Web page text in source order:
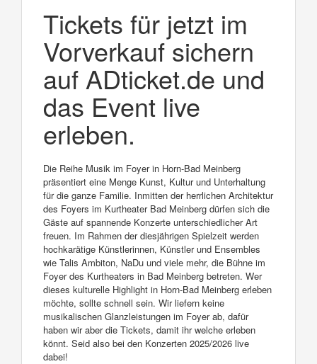
Tickets für jetzt im
Vorverkauf sichern
auf ADticket.de und
das Event live
erleben.
Die Reihe Musik im Foyer in Horn-Bad Meinberg
präsentiert eine Menge Kunst, Kultur und Unterhaltung
für die ganze Familie. Inmitten der herrlichen Architektur
des Foyers im Kurtheater Bad Meinberg dürfen sich die
Gäste auf spannende Konzerte unterschiedlicher Art
freuen. Im Rahmen der diesjährigen Spielzeit werden
hochkarätige Künstlerinnen, Künstler und Ensembles
wie Talis Ambiton, NaDu und viele mehr, die Bühne im
Foyer des Kurtheaters in Bad Meinberg betreten. Wer
dieses kulturelle Highlight in Horn-Bad Meinberg erleben
möchte, sollte schnell sein. Wir liefern keine
musikalischen Glanzleistungen im Foyer ab, dafür
haben wir aber die Tickets, damit ihr welche erleben
könnt. Seid also bei den Konzerten 2025/2026 live
dabei!